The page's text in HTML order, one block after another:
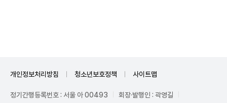
개인정보처리방침 청소년보호정책 사이트맵
정기간행등록번호 : 서울 아 00493 회장·발행인 : 곽영길